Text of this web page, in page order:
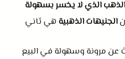
الذي لا يخسر بسهولة
الجنيهات الذهبية هي ثاني
عن مرونة وسهولة في البيع